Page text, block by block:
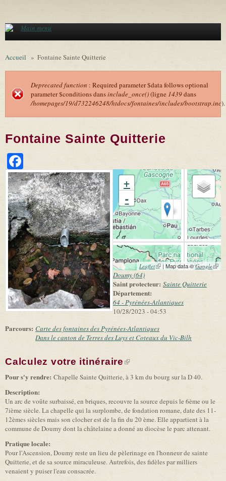
Main menu
Accueil » Fontaine Sainte Quitterie
Message d'erreur
Deprecated function : Required parameter $data follows optional
parameter $conditions dansinclude_once()(ligne 1439dans
/homepages/19/d732246248/htdocs/fontaines/includes/bootstrap.inc).
Fontaine Sainte Quitterie
+
-
Leaflet(link is external)
| Map data ©Google(link
Doumy (64)
Saint protecteur: Sainte Quitterie
Département:
64 - Pyrénées-Atlantiques
10/28/2023 - 04:53
Parcours: Carte des fontaines des Pyrénées-Atlantiques
Dans le canton de Terres des Luys et Coteaux du Vic-Bilh
Calculez votre itinéraire(link is external)
Pour s'y rendre: Chapelle Sainte Quitterie, à 3 km du bourg sur la D 40.
Description:
Un arc de voûte surbaissé, en briques, recouvre la source depuis le 6ème ou le
7ième siècle. La chapelle qui la surplombe, de fondation romane, date des 11-
12èmes siècles mais son clocher est de la fin du 20 ème. Elle appartient à la
commune de Doumy dont la châtelaine a donné au diocèse le parc attenant.
Pratique locale:
Pour l'Ascension, Doumy reste un lieu de pèlerinage en l'honneur de sainte
Quitterie, et de sa source miraculeuse. Autrefois, des fidèles par milliers
venaient y puiser l'eau consacrée.